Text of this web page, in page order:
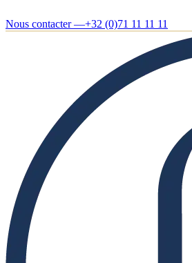
Nous contacter —+32 (0)71 11 11 11